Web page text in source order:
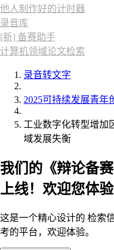
他人制作好的计时器
录音库
[新] 备赛助手
计算机领域论文检索
录音转文字
2025可持续发展青年
工业数字化转型增加
域发展失衡
我们的《辩论备
上线！欢迎您体验
这是一个精心设计的 检
考的平台，欢迎体验。